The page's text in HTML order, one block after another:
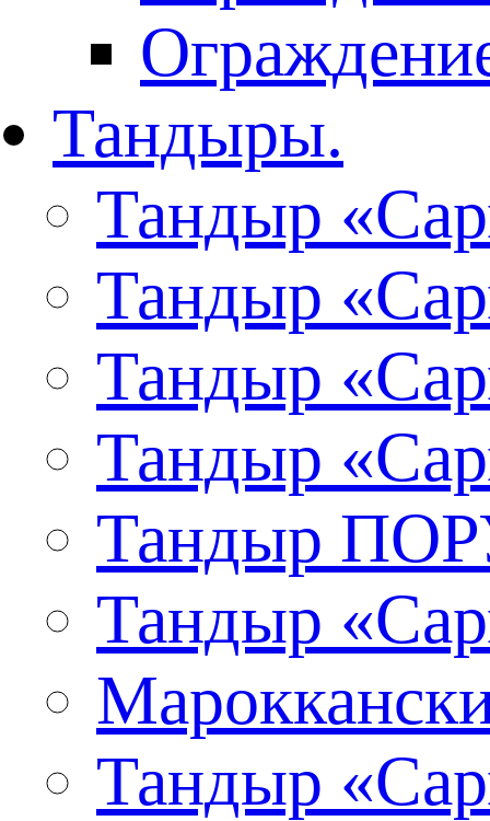
Тандыры.
Тандыр
Тандыр
Тандыр
Тандыр
Тандыр
Тандыр
Тандыр